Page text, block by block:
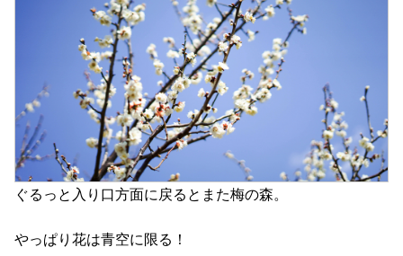
ぐるっと入り口方面に戻るとまた梅の森。
やっぱり花は青空に限る！